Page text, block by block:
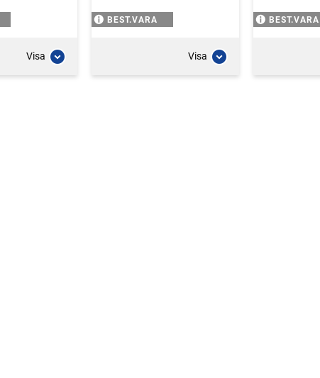
Visa
BEST.VARA
Visa
BEST.VARA